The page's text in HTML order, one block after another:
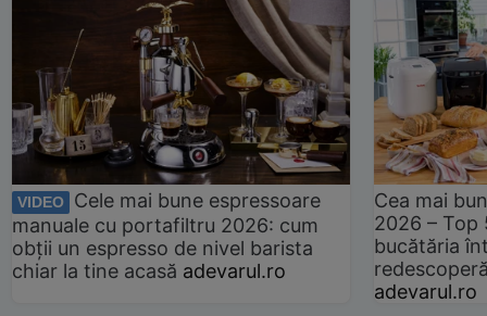
VIDEO
Cele mai bune espressoare
manuale cu portafiltru 2026: cum
obții un espresso de nivel barista
chiar la tine acasă adevarul.ro
Cea mai
2026 –
bucătăria
adevarul.ro